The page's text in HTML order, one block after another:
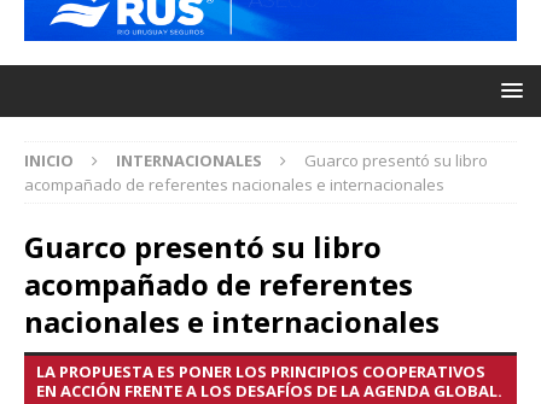
INICIO INTERNACIONALES
Guarco presentó su libro
acompañado de referentes nacionales e internacionales
Guarco presentó su libro
acompañado de referentes
nacionales e internacionales
LA PROPUESTA ES PONER LOS PRINCIPIOS COOPERATIVOS
EN ACCIÓN FRENTE A LOS DESAFÍOS DE LA AGENDA GLOBAL.